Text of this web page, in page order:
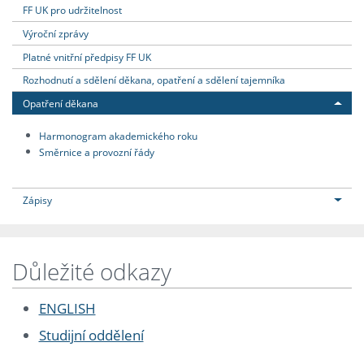
FF UK pro udržitelnost
Výroční zprávy
Platné vnitřní předpisy FF UK
Rozhodnutí a sdělení děkana, opatření a sdělení tajemníka
Opatření děkana
Harmonogram akademického roku
Směrnice a provozní řády
Zápisy
Důležité odkazy
ENGLISH
Studijní oddělení